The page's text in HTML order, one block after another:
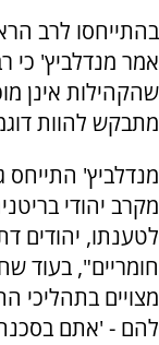
בהתייחסו לרב
אמר מנדלביץ' כי
שהקהילות אינן
מתבקש להוות
מנדלביץ' התייחס
מקרב יהודי
לטענתו, יהודים
חומריים", בעוד
מצויים בתהליכי
להם - 'אתם